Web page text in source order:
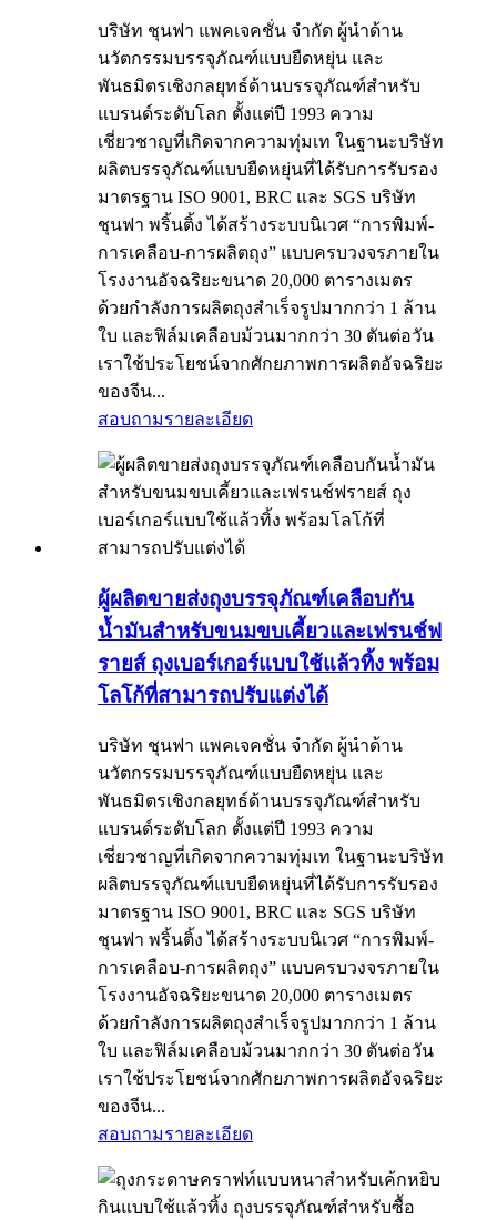
บริษัท ชุนฟา แพคเจคชั่น จำกัด ผู้นำด้าน
นวัตกรรมบรรจุภัณฑ์แบบยืดหยุ่น และ
พันธมิตรเชิงกลยุทธ์ด้านบรรจุภัณฑ์สำหรับ
แบรนด์ระดับโลก ตั้งแต่ปี 1993 ความ
เชี่ยวชาญที่เกิดจากความทุ่มเท ในฐานะบริษัท
ผลิตบรรจุภัณฑ์แบบยืดหยุ่นที่ได้รับการรับรอง
มาตรฐาน ISO 9001, BRC และ SGS บริษัท
ชุนฟา พริ้นติ้ง ได้สร้างระบบนิเวศ “การพิมพ์-
การเคลือบ-การผลิตถุง” แบบครบวงจรภายใน
โรงงานอัจฉริยะขนาด 20,000 ตารางเมตร
ด้วยกำลังการผลิตถุงสำเร็จรูปมากกว่า 1 ล้าน
ใบ และฟิล์มเคลือบม้วนมากกว่า 30 ตันต่อวัน
เราใช้ประโยชน์จากศักยภาพการผลิตอัจฉริยะ
ของจีน...
สอบถามรายละเอียด
ผู้ผลิตขายส่งถุงบรรจุภัณฑ์เคลือบกัน
น้ำมันสำหรับขนมขบเคี้ยวและเฟรนช์ฟ
รายส์ ถุงเบอร์เกอร์แบบใช้แล้วทิ้ง พร้อม
โลโก้ที่สามารถปรับแต่งได้
บริษัท ชุนฟา แพคเจคชั่น จำกัด ผู้นำด้าน
นวัตกรรมบรรจุภัณฑ์แบบยืดหยุ่น และ
พันธมิตรเชิงกลยุทธ์ด้านบรรจุภัณฑ์สำหรับ
แบรนด์ระดับโลก ตั้งแต่ปี 1993 ความ
เชี่ยวชาญที่เกิดจากความทุ่มเท ในฐานะบริษัท
ผลิตบรรจุภัณฑ์แบบยืดหยุ่นที่ได้รับการรับรอง
มาตรฐาน ISO 9001, BRC และ SGS บริษัท
ชุนฟา พริ้นติ้ง ได้สร้างระบบนิเวศ “การพิมพ์-
การเคลือบ-การผลิตถุง” แบบครบวงจรภายใน
โรงงานอัจฉริยะขนาด 20,000 ตารางเมตร
ด้วยกำลังการผลิตถุงสำเร็จรูปมากกว่า 1 ล้าน
ใบ และฟิล์มเคลือบม้วนมากกว่า 30 ตันต่อวัน
เราใช้ประโยชน์จากศักยภาพการผลิตอัจฉริยะ
ของจีน...
สอบถามรายละเอียด